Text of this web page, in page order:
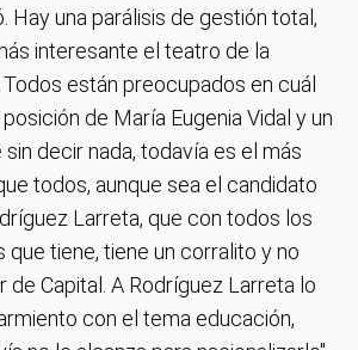
Hay una parálisis de gestión total,
interesante el teatro de la
están preocupados en cuál
de María Eugenia Vidal y un
sin decir nada, todavía es el más
todos, aunque sea el candidato
Larreta, que con todos los
que tiene, tiene un corralito y no
de Capital. A Rodríguez Larreta lo
con el tema educación,